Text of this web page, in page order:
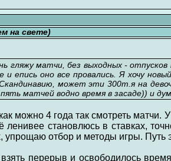
на свете)
гляжу матчи, без выходных -
и епись оно все провались. Я хочу
может эти 300т.я на
матчей водно время в засаде)) и
можно 4 года так смотреть
ленивее становлюсь в ставках,
упрощаю отбор и методы игры. Путь
перерыв и освободилось